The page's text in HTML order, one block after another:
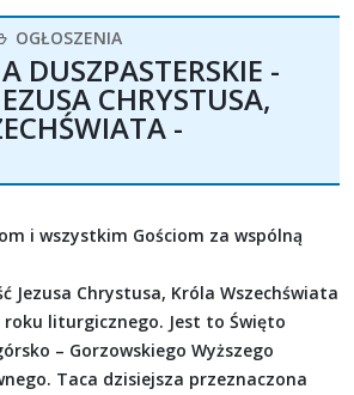
OGŁOSZENIA
DUSZPASTERSKIE -
CHRYSTUSA,
-
i wszystkim Gościom za wspólną
Jezusa Chrystusa, Króla Wszechświata
liturgicznego. Jest to Święto
– Gorzowskiego Wyższego
Taca dzisiejsza przeznaczona